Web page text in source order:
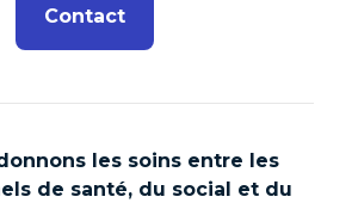
Contact
les soins entre les
de santé, du social et du